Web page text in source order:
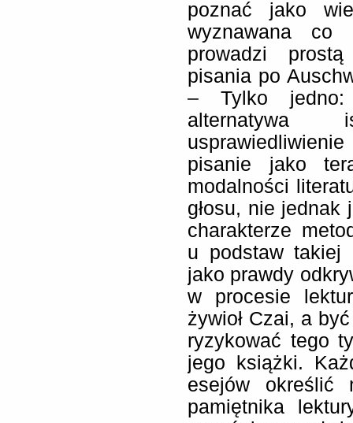
poznać jako
wyznawana
prowadzi
pisania po
– Tylko
alternatywa
pisanie jako
modalności
głosu, nie jednak
charakterze
u podstaw takiej
jako prawdy
w procesie
żywioł Czai, a
ryzykować tego
jego książki.
esejów określić
pamiętnika